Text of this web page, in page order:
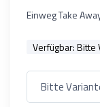
Einweg Take
Verfügbar:Bitte